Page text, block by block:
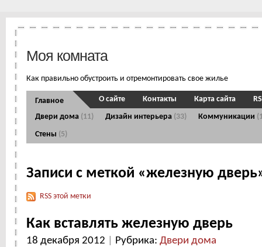
Моя комната
Как правильно обустроить и отремонтировать свое жилье
Главное
Двери дома (11) Дизайн интерьера (33) Коммуникации
Стены (5)
О сайте Контакты Карта сайта
Записи с меткой «железную
RSS этой метки
Как вставлять железную дверь
18 декабря 2012 Рубрика: Двери дома